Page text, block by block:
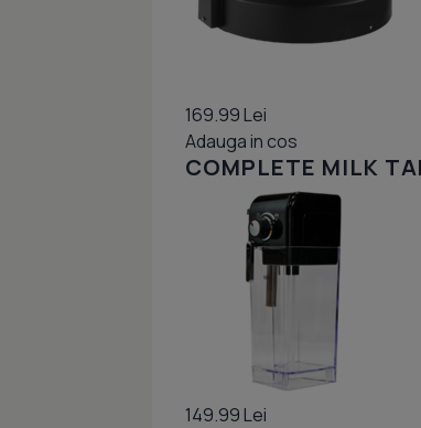
169.99 Lei
Adauga in cos
COMPLETE MILK
149.99 Lei